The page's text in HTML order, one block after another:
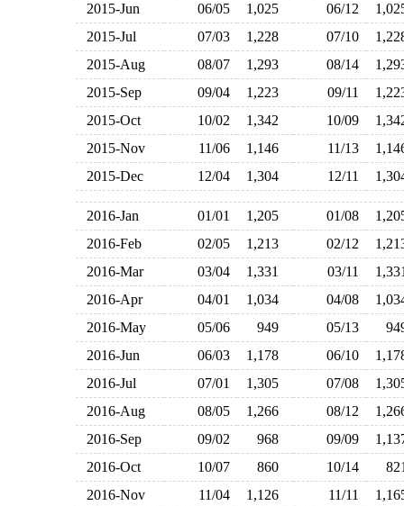
2015-Jun
06/05 1,025 06/12
2015-Jul
07/03 1,228 07/10
2015-Aug
08/07 1,293 08/14
2015-Sep
09/04 1,223 09/11
2015-Oct
10/02 1,342 10/09
2015-Nov
11/06 1,146 11/13
2015-Dec
12/04 1,304 12/11
2016-Jan 01/01 1,205 01/08
2016-Feb
02/05 1,213 02/12
2016-Mar
03/04 1,331 03/11
2016-Apr
04/01 1,034 04/08
2016-May
05/06 949 05/13
2016-Jun
06/03 1,178 06/10
2016-Jul
07/01 1,305 07/08
2016-Aug
08/05 1,266 08/12
2016-Sep
09/02 968 09/09
2016-Oct
10/07 860 10/14
2016-Nov
11/04 1,126 11/11